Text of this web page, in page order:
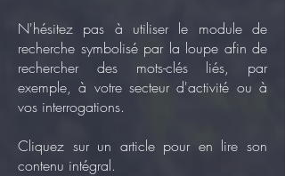
N'hésitez pas à utiliser le module de
recherche symbolisé par la loupe afin de
rechercher des mots-clés liés, par
exemple, à votre secteur d'activité ou à
vos interrogations.
Cliquez sur un article pour en lire son
contenu intégral.